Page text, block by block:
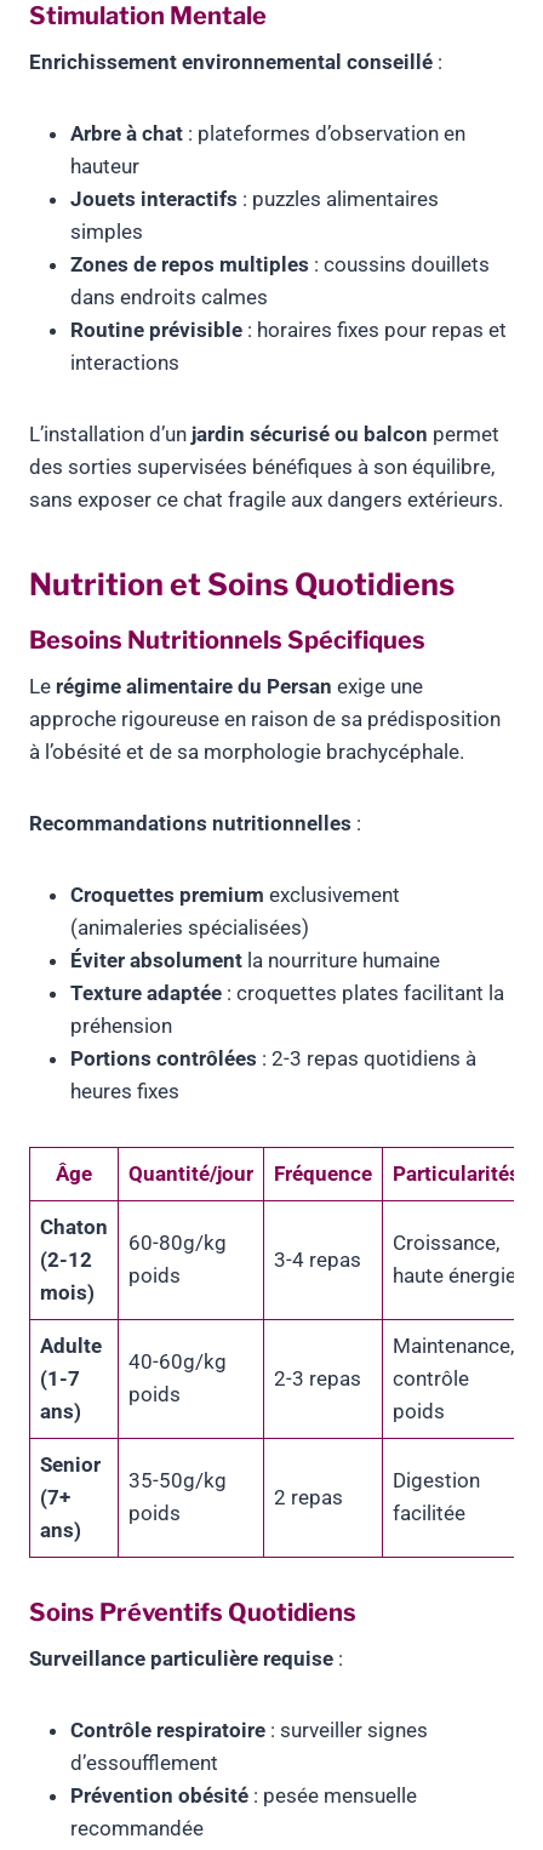
Stimulation Mentale
Enrichissement environnemental conseillé :
Arbre à chat : plateformes d’observation en
hauteur
Jouets interactifs : puzzles alimentaires
simples
Zones de repos multiples : coussins douillets
dans endroits calmes
Routine prévisible : horaires fixes pour repas et
interactions
L’installation d’un jardin sécurisé ou balcon permet
des sorties supervisées bénéfiques à son équilibre,
sans exposer ce chat fragile aux dangers extérieurs.
Nutrition et Soins Quotidiens
Besoins Nutritionnels Spécifiques
Le régime alimentaire du Persan exige une
approche rigoureuse en raison de sa prédisposition
à l’obésité et de sa morphologie brachycéphale.
Recommandations nutritionnelles :
Croquettes premium exclusivement
(animaleries spécialisées)
Éviter absolument la nourriture humaine
Texture adaptée : croquettes plates facilitant la
préhension
Portions contrôlées : 2-3 repas quotidiens à
heures fixes
Âge Quantité/jour Fréquence Particularités
Chaton
(2-12
mois)
60-80g/kg
poids
3-4 repas
Croissance,
haute énergie
Adulte
(1-7
ans)
40-60g/kg
poids
2-3 repas
Maintenance,
contrôle
poids
Senior
(7+
ans)
35-50g/kg
poids
2 repas
Digestion
facilitée
Soins Préventifs Quotidiens
Surveillance particulière requise :
Contrôle respiratoire : surveiller signes
d’essoufflement
Prévention obésité : pesée mensuelle
recommandée